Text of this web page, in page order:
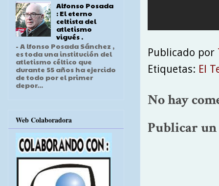
Publicado por
Etiquetas: El
No hay
Publicar
Alfonso Posada
: El eterno
celtista del
atletismo
vigués .
- A lfonso Posada Sánchez ,
es toda una institución del
atletismo céltico que
durante 55 años ha ejercido
de todo por el primer
depor...
Web Colaboradora